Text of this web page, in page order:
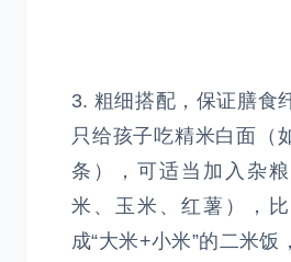
3. 粗细搭配，保证膳食
只给孩子吃精米白面（
条），可适当加入杂
米、玉米、红薯），
成“大米+小米”的二米饭